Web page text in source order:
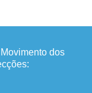
dos